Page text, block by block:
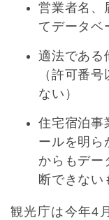
営業者名、
てデータベ
適法である
（許可番
ない）
住宅宿泊事
ールを明ら
からもデー
断できない
観光庁は今年4